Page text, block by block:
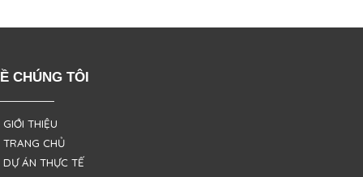
CHÚNG TÔI
THIỆU
CHỦ
ÁN THỰC TẾ